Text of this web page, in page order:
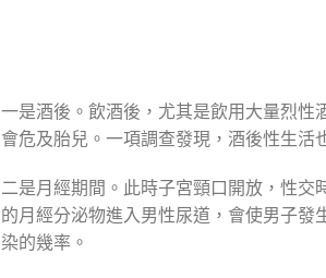
一是酒後。飲酒後，尤其是飲用大量烈性
會危及胎兒。一項調查發現，酒後性生活
二是月經期間。此時子宮頸口開放，性交
的月經分泌物進入男性尿道，會使男子
染的幾率。